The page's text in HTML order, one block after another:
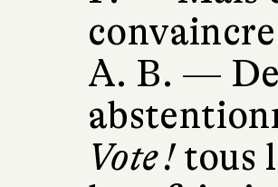
A. B. —
Vote !tous